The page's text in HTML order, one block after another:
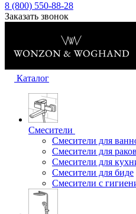
8 (800) 550-88-28
Заказать звонок
Каталог
Смесители
Смесители для
Смесители для
Смесители для
Смесители для биде
Смесители с